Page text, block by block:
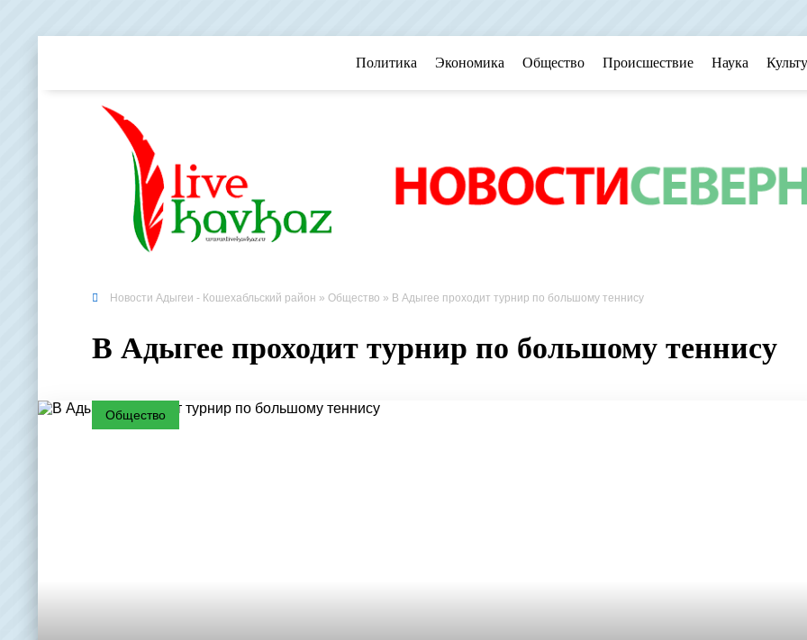
Политика Экономика Общество Происшествие Наука
Новости Адыгеи - Кошехабльский район » Общество » В Адыгее проходит турнир по большому теннису
В Адыгее проходит турнир по большому теннису
Общество